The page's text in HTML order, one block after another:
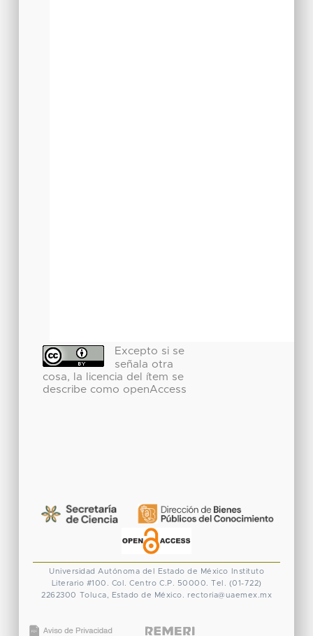
Excepto si se
señala otra
cosa, la licencia del ítem se
describe como openAccess
Universidad Autónoma del Estado de México
Instituto
Literario #100. Col. Centro C.P. 50000. Tel. (01-722)
2262300 Toluca, Estado de México. rectoria@uaemex.mx